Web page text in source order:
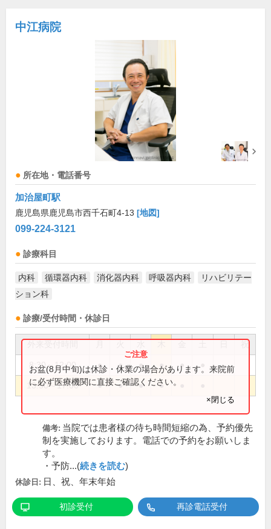
中江病院
所在地・電話番号
加治屋町駅
鹿児島県鹿児島市西千石町4-13 [地図]
099-224-3121
診療科目
内科 循環器内科 消化器内科 呼吸器内科
リハビリテー
ション科
診療/受付時間・休診日
祝
8:30～12:00 ● ● ● ● ●
13:30～17:00 ● ● ● ●
お盆(8月中旬)は休診・休業の場合があります。来院前
に必ず医療機関に直接ご確認ください。
×閉じる
備考: 当院では患者様の待ち時間短縮の為、予約優先
制を実施しております。電話での予約をお願いしま
す。
・予防...(続きを読む)
休診日: 日、祝、年末年始
初診受付 再診電話受付